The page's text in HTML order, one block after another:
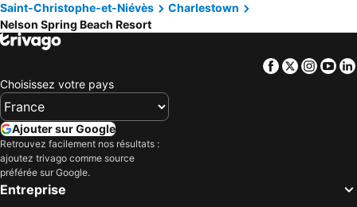
Saint-Christophe-et-Niévès
Charlestown
Nelson Spring Beach Resort
Facebook
Twitter
Choisissez votre pays
Ajouter sur Google
Retrouvez facilement nos résultats :
ajoutez trivago comme source
préférée sur Google.
Entreprise